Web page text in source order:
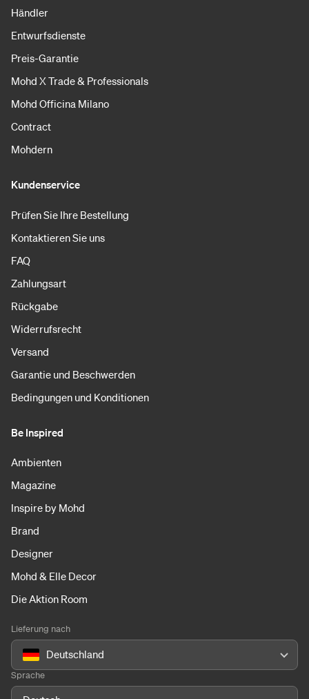
Händler
Entwurfsdienste
Preis-Garantie
Mohd X Trade & Professionals
Mohd Officina Milano
Contract
Mohdern
Kundenservice
Prüfen Sie Ihre Bestellung
Kontaktieren Sie uns
FAQ
Zahlungsart
Rückgabe
Widerrufsrecht
Versand
Garantie und Beschwerden
Bedingungen und Konditionen
Be Inspired
Ambienten
Magazine
Inspire by Mohd
Brand
Designer
Mohd & Elle Decor
Die Aktion Room
Lieferung nach
Deutschland
Sprache